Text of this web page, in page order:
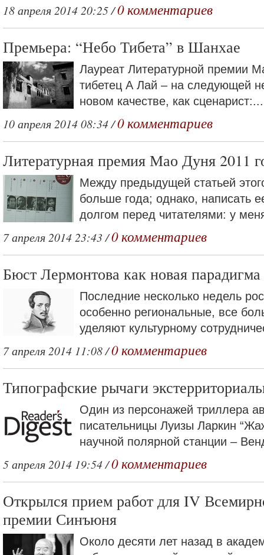
18 апреля 2014 20:25 /0 комментариев
Премьера: “Небо Тибета” в Шанхае
Лауреат Литературной премии
тибетец А Лай – на следующей
новом качестве, как сценарист:...
10 апреля 2014 08:34 /0 комментариев
Литературная премия Мао Дуня 2011
Между предыдущей статьей
больше года; однако, написать
долгом перед читателями: у
7 апреля 2014 23:43 /0 комментариев
Бюст Лермонтова как новая
Последние несколько недель
особенно региональные, все
уделяют культурному
7 апреля 2014 11:08 /0 комментариев
Типографские рычаги
Один из персонажей триллера
писательницы Луизы Ларкин
научной полярной станции –
5 апреля 2014 19:54 /0 комментариев
Открылся прием работ для IV
премии Синъюня
Около десяти лет назад в